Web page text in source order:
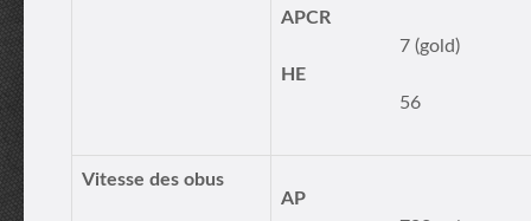
APCR
7 (gold)
HE
56
Vitesse des obus
AP